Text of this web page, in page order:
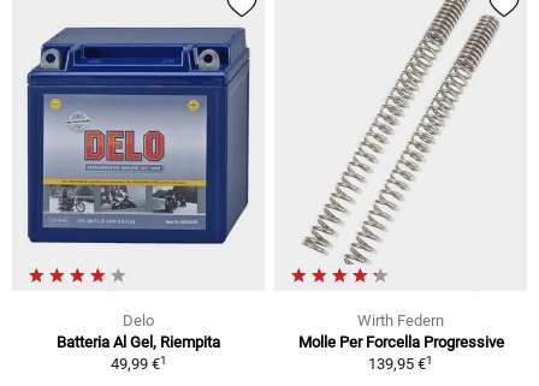
Delo
Batteria Al Gel, Riempita
49,99 €1
Wirth Federn
Molle Per Forcella Progressive
139,95 €1